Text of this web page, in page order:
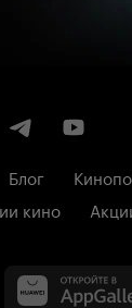
Блог
кино